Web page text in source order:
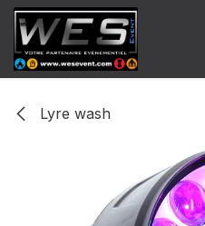
Se rendre au contenu
Lyre wash